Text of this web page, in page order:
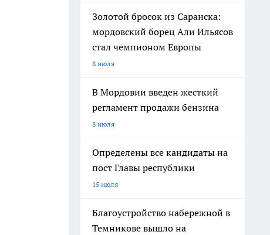
Золотой бросок из Саранска:
мордовский борец Али Ильясов
стал чемпионом Европы
8 июля
В Мордовии введен жесткий
регламент продажи бензина
8 июля
Определены все кандидаты на
пост Главы республики
15 июля
Благоустройство набережной в
Темникове вышло на